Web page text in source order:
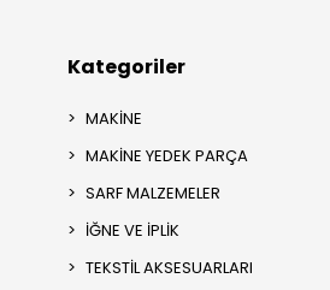
Kategoriler
MAKİNE
MAKİNE YEDEK PARÇA
SARF MALZEMELER
İĞNE VE İPLİK
TEKSTİL AKSESUARLARI